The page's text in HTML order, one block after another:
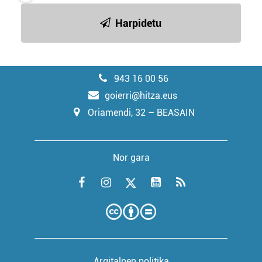
Harpidetu
943 16 00 56
goierri@hitza.eus
Oriamendi, 32 – BEASAIN
Nor gara